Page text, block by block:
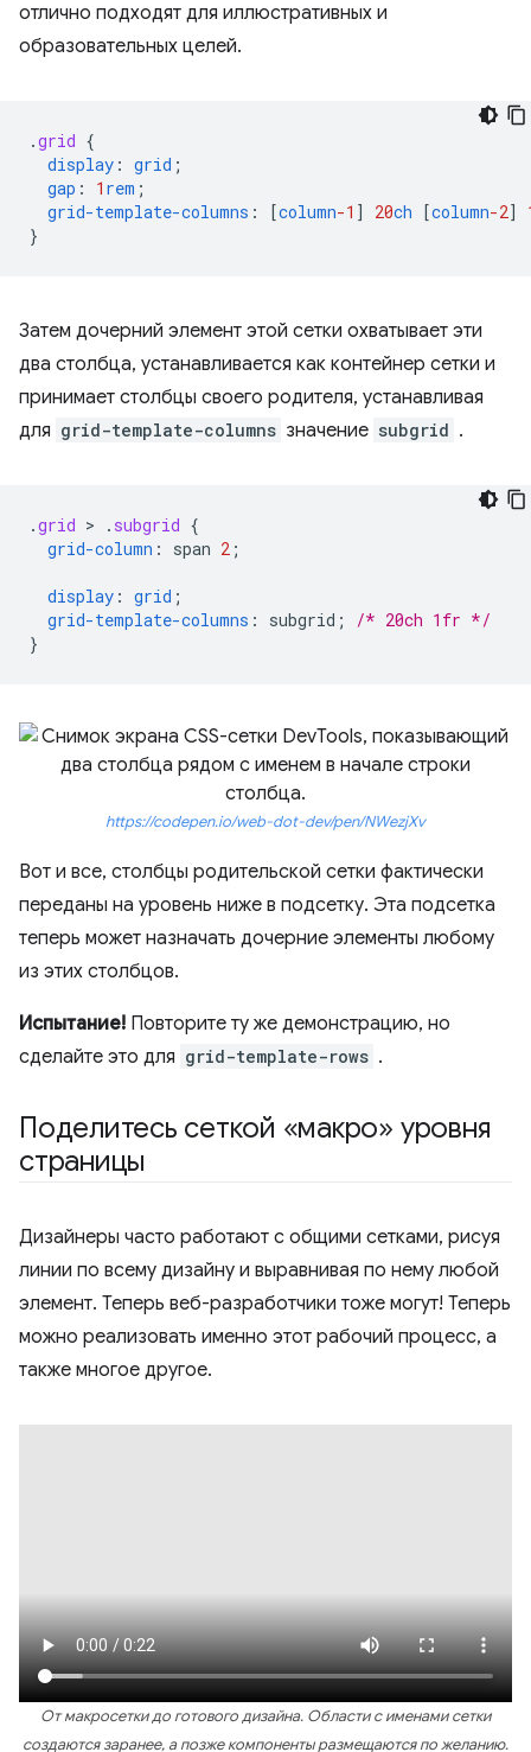
отлично подходят для иллюстративных и
образовательных целей.
.grid {
display : grid ;
gap : 1 rem ;
grid-template-columns : [column-1 ] 20ch [column-2]
}
Затем дочерний элемент этой сетки охватывает эти
два столбца, устанавливается как контейнер сетки и
принимает столбцы своего родителя, устанавливая
для grid-template-columns значение subgrid .
.grid > . subgrid {
grid-column : span 2 ;
display : grid ;
grid-template-columns : subgrid ;
/* 20ch 1fr */
}
https://codepen.io/web-dot-dev/pen/NWezjXv
Вот и все, столбцы родительской сетки фактически
переданы на уровень ниже в подсетку. Эта подсетка
теперь может назначать дочерние элементы любому
из этих столбцов.
Испытание! Повторите ту же демонстрацию, но
сделайте это для grid-template-rows .
Поделитесь сеткой «макро» уровня
страницы
Дизайнеры часто работают с общими сетками, рисуя
линии по всему дизайну и выравнивая по нему любой
элемент. Теперь веб-разработчики тоже могут! Теперь
можно реализовать именно этот рабочий процесс, а
также многое другое.
От макросетки до готового дизайна. Области с именами сетки
создаются заранее, а позже компоненты размещаются по желанию.